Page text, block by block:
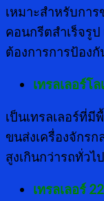
เหมาะสำหรับการ
คอนกรีตสำเร็จรู
ต้องการการป้อง
เทรลเลอร์โล
เป็นเทรลเลอร์ที่
ขนส่งเครื่องจักร
สูงเกินกว่ารถทั่วไ
เทรลเลอร์